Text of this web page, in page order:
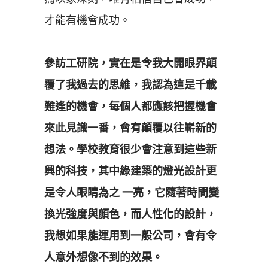
才能有機會成功。
參訪工研院，實在是令我大開眼界顛
覆了我過去的思維，我認為這是千載
難逢的機會，每個人都應該把握機會
來此見識一番，會有顛覆以往嶄新的
想法。學校教育很少會注意到這些新
興的科技，其中綠建築的燈光設計更
是令人眼睛為之 一亮，它隨著時間變
換光強度與顏色，而人性化的設計，
我想如果能運用到一般公司，會有令
人意外想像不到的效果。